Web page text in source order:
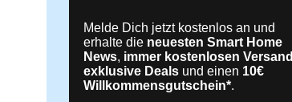
Melde Dich jetzt kostenlos an und
erhalte die neuesten Smart Home
News, immer kostenlosen Versand
exklusive Deals und einen 10€
Willkommensgutschein*.